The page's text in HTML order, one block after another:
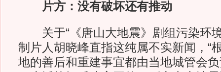
片方：没有破坏还有推动
关于“《唐山大地震》剧组污染环
制片人胡晓峰直指这纯属不实新闻，“
地的善后和重建事宜都由当地城管会